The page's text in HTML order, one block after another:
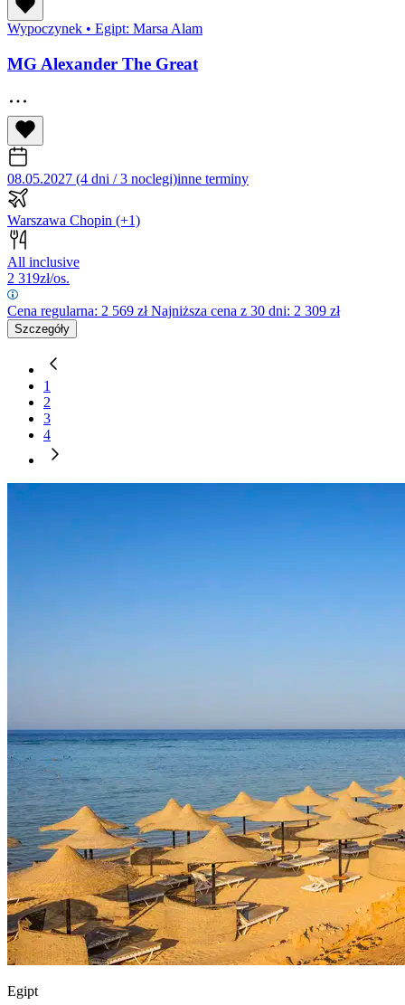
Wypoczynek • Egipt: Marsa Alam
MG Alexander The Great
08.05.2027 (4 dni / 3 noclegi)inne terminy
Warszawa Chopin (+1)
All inclusive
2 319zł/os.
Cena regularna: 2 569 złNajniższa cena z 30 dni: 2 309 zł
Szczegóły
1
2
3
4
Egipt